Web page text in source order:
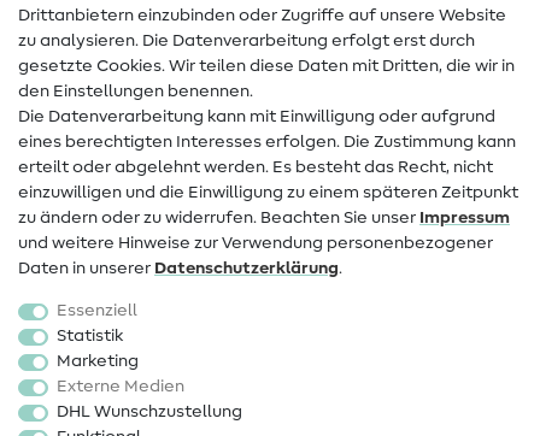
Kontakt
Infos zum Betreiberwechsel
Widerrufsrecht
Beliebt
Stoffe
Sale
Schnittmuster
Drittanbietern einzubinden oder Zugriffe auf unsere Website
zu analysieren. Die Datenverarbeitung erfolgt erst durch
gesetzte Cookies. Wir teilen diese Daten mit Dritten, die wir in
den Einstellungen benennen.
Die Datenverarbeitung kann mit Einwilligung oder aufgrund
eines berechtigten Interesses erfolgen. Die Zustimmung kann
erteilt oder abgelehnt werden. Es besteht das Recht, nicht
einzuwilligen und die Einwilligung zu einem späteren Zeitpunkt
zu ändern oder zu widerrufen. Beachten Sie unser Impressum
und weitere Hinweise zur Verwendung personenbezogener
Daten in unserer Daten­schutz­erklärung.
Essenziell
Statistik
Marketing
Externe Medien
DHL Wunschzustellung